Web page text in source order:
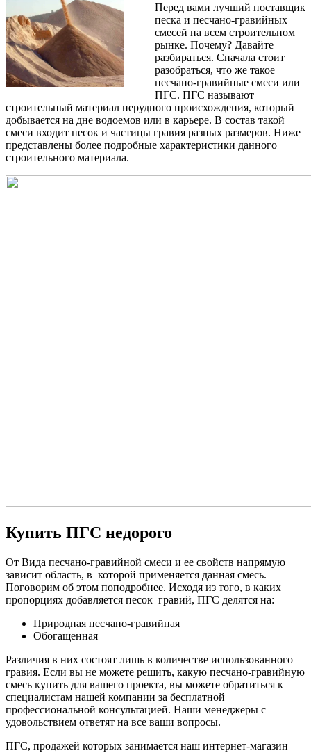
Перед вами лучший поставщик
песка и песчано-гравийных
смесей на всем строительном
рынке. Почему? Давайте
разбираться. Сначала стоит
разобраться, что же такое
песчано-гравийные смеси или
ПГС. ПГС называют
строительный материал нерудного происхождения, который
добывается на дне водоемов или в карьере. В состав такой
смеси входит песок и частицы гравия разных размеров. Ниже
представлены более подробные характеристики данного
строительного материала.
Купить ПГС недорого
От Вида песчано-гравийной смеси и ее свойств напрямую
зависит область, в которой применяется данная смесь.
Поговорим об этом поподробнее. Исходя из того, в каких
пропорциях добавляется песок гравий, ПГС делятся на:
Природная песчано-гравийная
Обогащенная
Различия в них состоят лишь в количестве использованного
гравия. Если вы не можете решить, какую песчано-гравийную
смесь купить для вашего проекта, вы можете обратиться к
специалистам нашей компании за бесплатной
профессиональной консультацией. Наши менеджеры с
удовольствием ответят на все ваши вопросы.
ПГС, продажей которых занимается наш интернет-магазин